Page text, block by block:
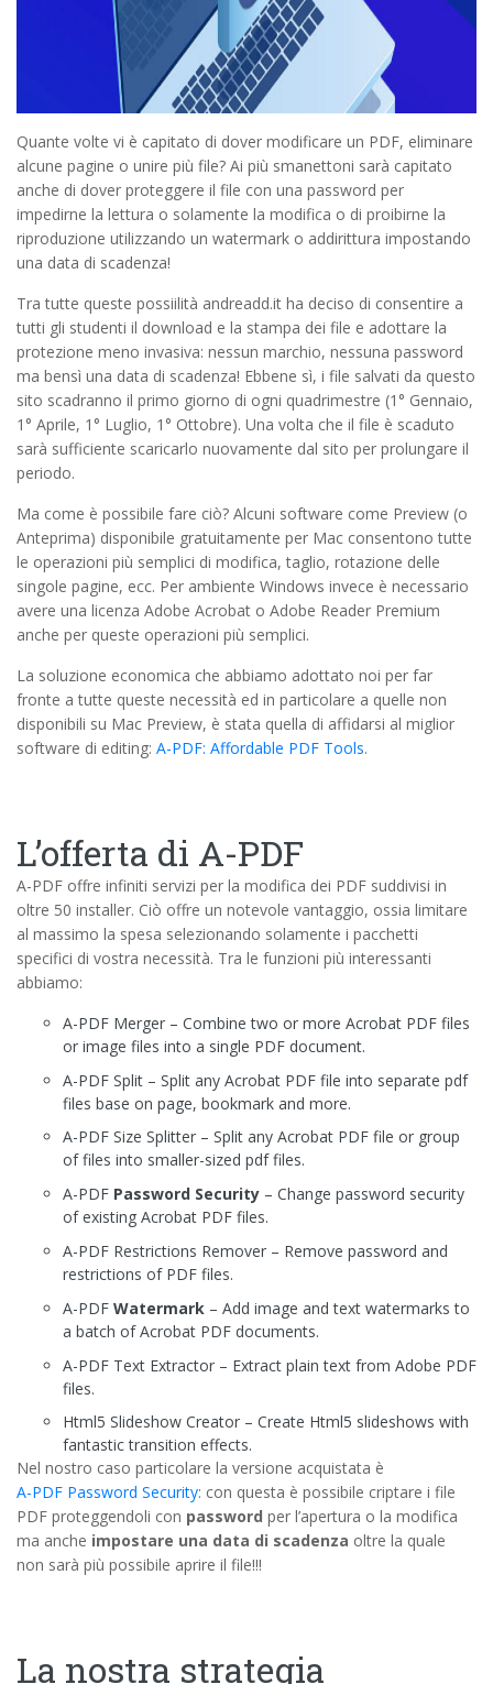
Quante volte vi è capitato di dover modificare un PDF, eliminare
alcune pagine o unire più file? Ai più smanettoni sarà capitato
anche di dover proteggere il file con una password per
impedirne la lettura o solamente la modifica o di proibirne la
riproduzione utilizzando un watermark o addirittura impostando
una data di scadenza!
Tra tutte queste possiilità andreadd.it ha deciso di consentire a
tutti gli studenti il download e la stampa dei file e adottare la
protezione meno invasiva: nessun marchio, nessuna password
ma bensì una data di scadenza! Ebbene sì, i file salvati da questo
sito scadranno il primo giorno di ogni quadrimestre (1° Gennaio,
1° Aprile, 1° Luglio, 1° Ottobre). Una volta che il file è scaduto
sarà sufficiente scaricarlo nuovamente dal sito per prolungare il
periodo.
Ma come è possibile fare ciò? Alcuni software come Preview (o
Anteprima) disponibile gratuitamente per Mac consentono tutte
le operazioni più semplici di modifica, taglio, rotazione delle
singole pagine, ecc. Per ambiente Windows invece è necessario
avere una licenza Adobe Acrobat o Adobe Reader Premium
anche per queste operazioni più semplici.
La soluzione economica che abbiamo adottato noi per far
fronte a tutte queste necessità ed in particolare a quelle non
disponibili su Mac Preview, è stata quella di affidarsi al miglior
software di editing: A-PDF: Affordable PDF Tools.
L’offerta di A-PDF
A-PDF offre infiniti servizi per la modifica dei PDF suddivisi in
oltre 50 installer. Ciò offre un notevole vantaggio, ossia limitare
al massimo la spesa selezionando solamente i pacchetti
specifici di vostra necessità. Tra le funzioni più interessanti
abbiamo:
A-PDF Merger – Combine two or more Acrobat PDF files
or image files into a single PDF document.
A-PDF Split – Split any Acrobat PDF file into separate pdf
files base on page, bookmark and more.
A-PDF Size Splitter – Split any Acrobat PDF file or group
of files into smaller-sized pdf files.
A-PDF Password Security – Change password security
of existing Acrobat PDF files.
A-PDF Restrictions Remover – Remove password and
restrictions of PDF files.
A-PDF Watermark – Add image and text watermarks to
a batch of Acrobat PDF documents.
A-PDF Text Extractor – Extract plain text from Adobe PDF
files.
Html5 Slideshow Creator – Create Html5 slideshows with
fantastic transition effects.
Nel nostro caso particolare la versione acquistata è
A-PDF Password Security: con questa è possibile criptare i file
PDF proteggendoli con password per l’apertura o la modifica
ma anche impostare una data di scadenza oltre la quale
non sarà più possibile aprire il file!!!
La nostra strategia